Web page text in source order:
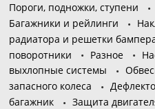
Пороги, подножки, ступени
Багажники и рейлинги
радиатора и решетки
поворотники
Разное
выхлопные системы
запасного колеса
багажник
Защита